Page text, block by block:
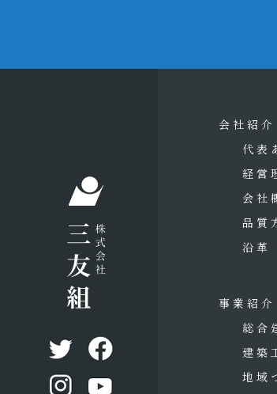
会社紹介
代表
経営
会社
品質
沿革
事業紹介
総合
建築
地域